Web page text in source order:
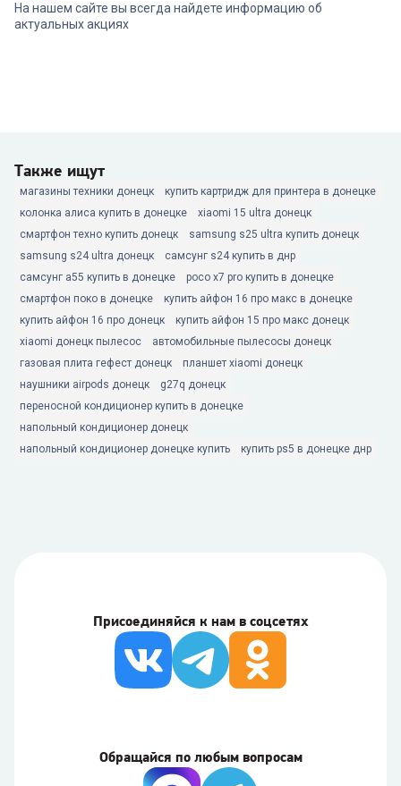
На нашем сайте вы всегда найдете информацию об
актуальных акциях
Также ищут
магазины техники донецк
купить картридж для принтера в донецке
колонка алиса купить в донецке
xiaomi 15 ultra донецк
смартфон техно купить донецк
samsung s25 ultra купить донецк
samsung s24 ultra донецк
самсунг s24 купить в днр
самсунг а55 купить в донецке
poco x7 pro купить в донецке
смартфон поко в донецке
купить айфон 16 про макс в донецке
купить айфон 16 про донецк
купить айфон 15 про макс донецк
xiaomi донецк пылесос
автомобильные пылесосы донецк
газовая плита гефест донецк
планшет xiaomi донецк
наушники airpods донецк
g27q донецк
переносной кондиционер купить в донецке
напольный кондиционер донецк
напольный кондиционер донецке купить
купить ps5 в донецке днр
Присоединяйся к нам в соцсетях
Обращайся по любым вопросам